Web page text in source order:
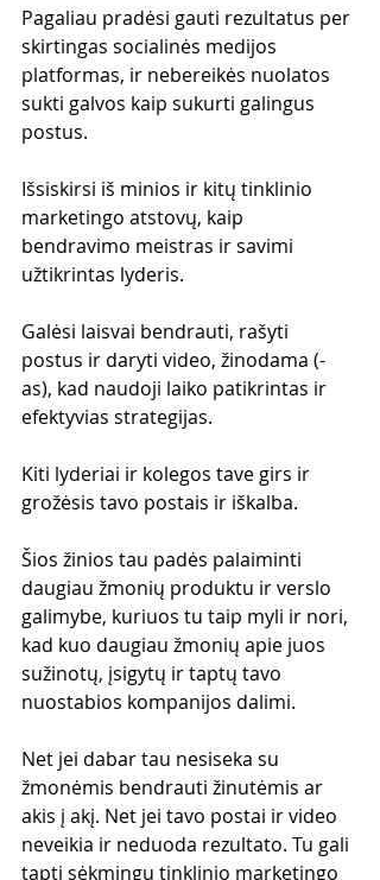
Pagaliau pradėsi gauti rezultatus per
skirtingas socialinės medijos
platformas, ir nebereikės nuolatos
sukti galvos kaip sukurti galingus
postus.
Išsiskirsi iš minios ir kitų tinklinio
marketingo atstovų, kaip
bendravimo meistras ir savimi
užtikrintas lyderis.
Galėsi laisvai bendrauti, rašyti
postus ir daryti video, žinodama (-
as), kad naudoji laiko patikrintas ir
efektyvias strategijas.
Kiti lyderiai ir kolegos tave girs ir
grožėsis tavo postais ir iškalba.
Šios žinios tau padės palaiminti
daugiau žmonių produktu ir verslo
galimybe, kuriuos tu taip myli ir nori,
kad kuo daugiau žmonių apie juos
sužinotų, įsigytų ir taptų tavo
nuostabios kompanijos dalimi.
Net jei dabar tau nesiseka su
žmonėmis bendrauti žinutėmis ar
akis į akį. Net jei tavo postai ir video
neveikia ir neduoda rezultato. Tu gali
tapti sėkmingu tinklinio marketingo